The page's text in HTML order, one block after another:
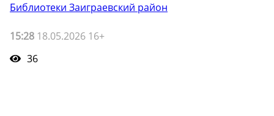
Библиотеки Заиграевский район
15:28 18.05.2026 16+
36